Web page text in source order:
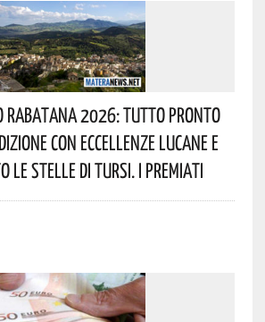
Rabatana 2026: Tutto Pronto
Con Eccellenze Lucane E
Le Stelle Di Tursi. I Premiati